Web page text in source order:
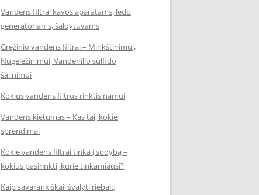
Vandens filtrai kavos aparatams, ledo
generatoriams, šaldytuvams
Gręžinio vandens filtrai – Minkštinimui,
Nugeležinimui, Vandenilio sulfido
šalinimui
Kokius vandens filtrus rinktis namui
Vandens kietumas – Kas tai, kokie
sprendimai
Kokie vandens filtrai tinka į sodybą –
kokius pasirinkti, kurie tinkamiausi?
Kaip savarankiškai išvalyti riebalų